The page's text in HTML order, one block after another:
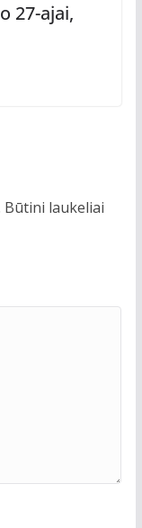
27-ajai,
Būtini laukeliai